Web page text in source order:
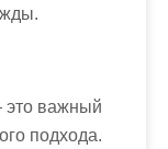
это важный
подхода.